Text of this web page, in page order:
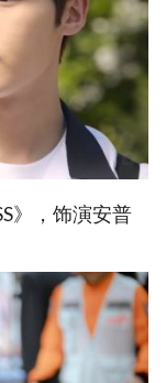
》，饰演安普